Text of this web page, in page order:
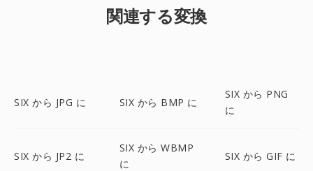
関連する変換
SIX から JPG に SIX から BMP に
SIX から PNG
に
SIX から JP2 に
SIX から WBMP
に
SIX から GIF に